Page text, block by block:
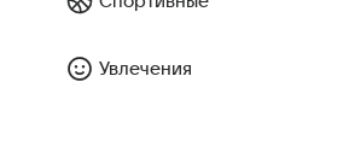
Увлечения